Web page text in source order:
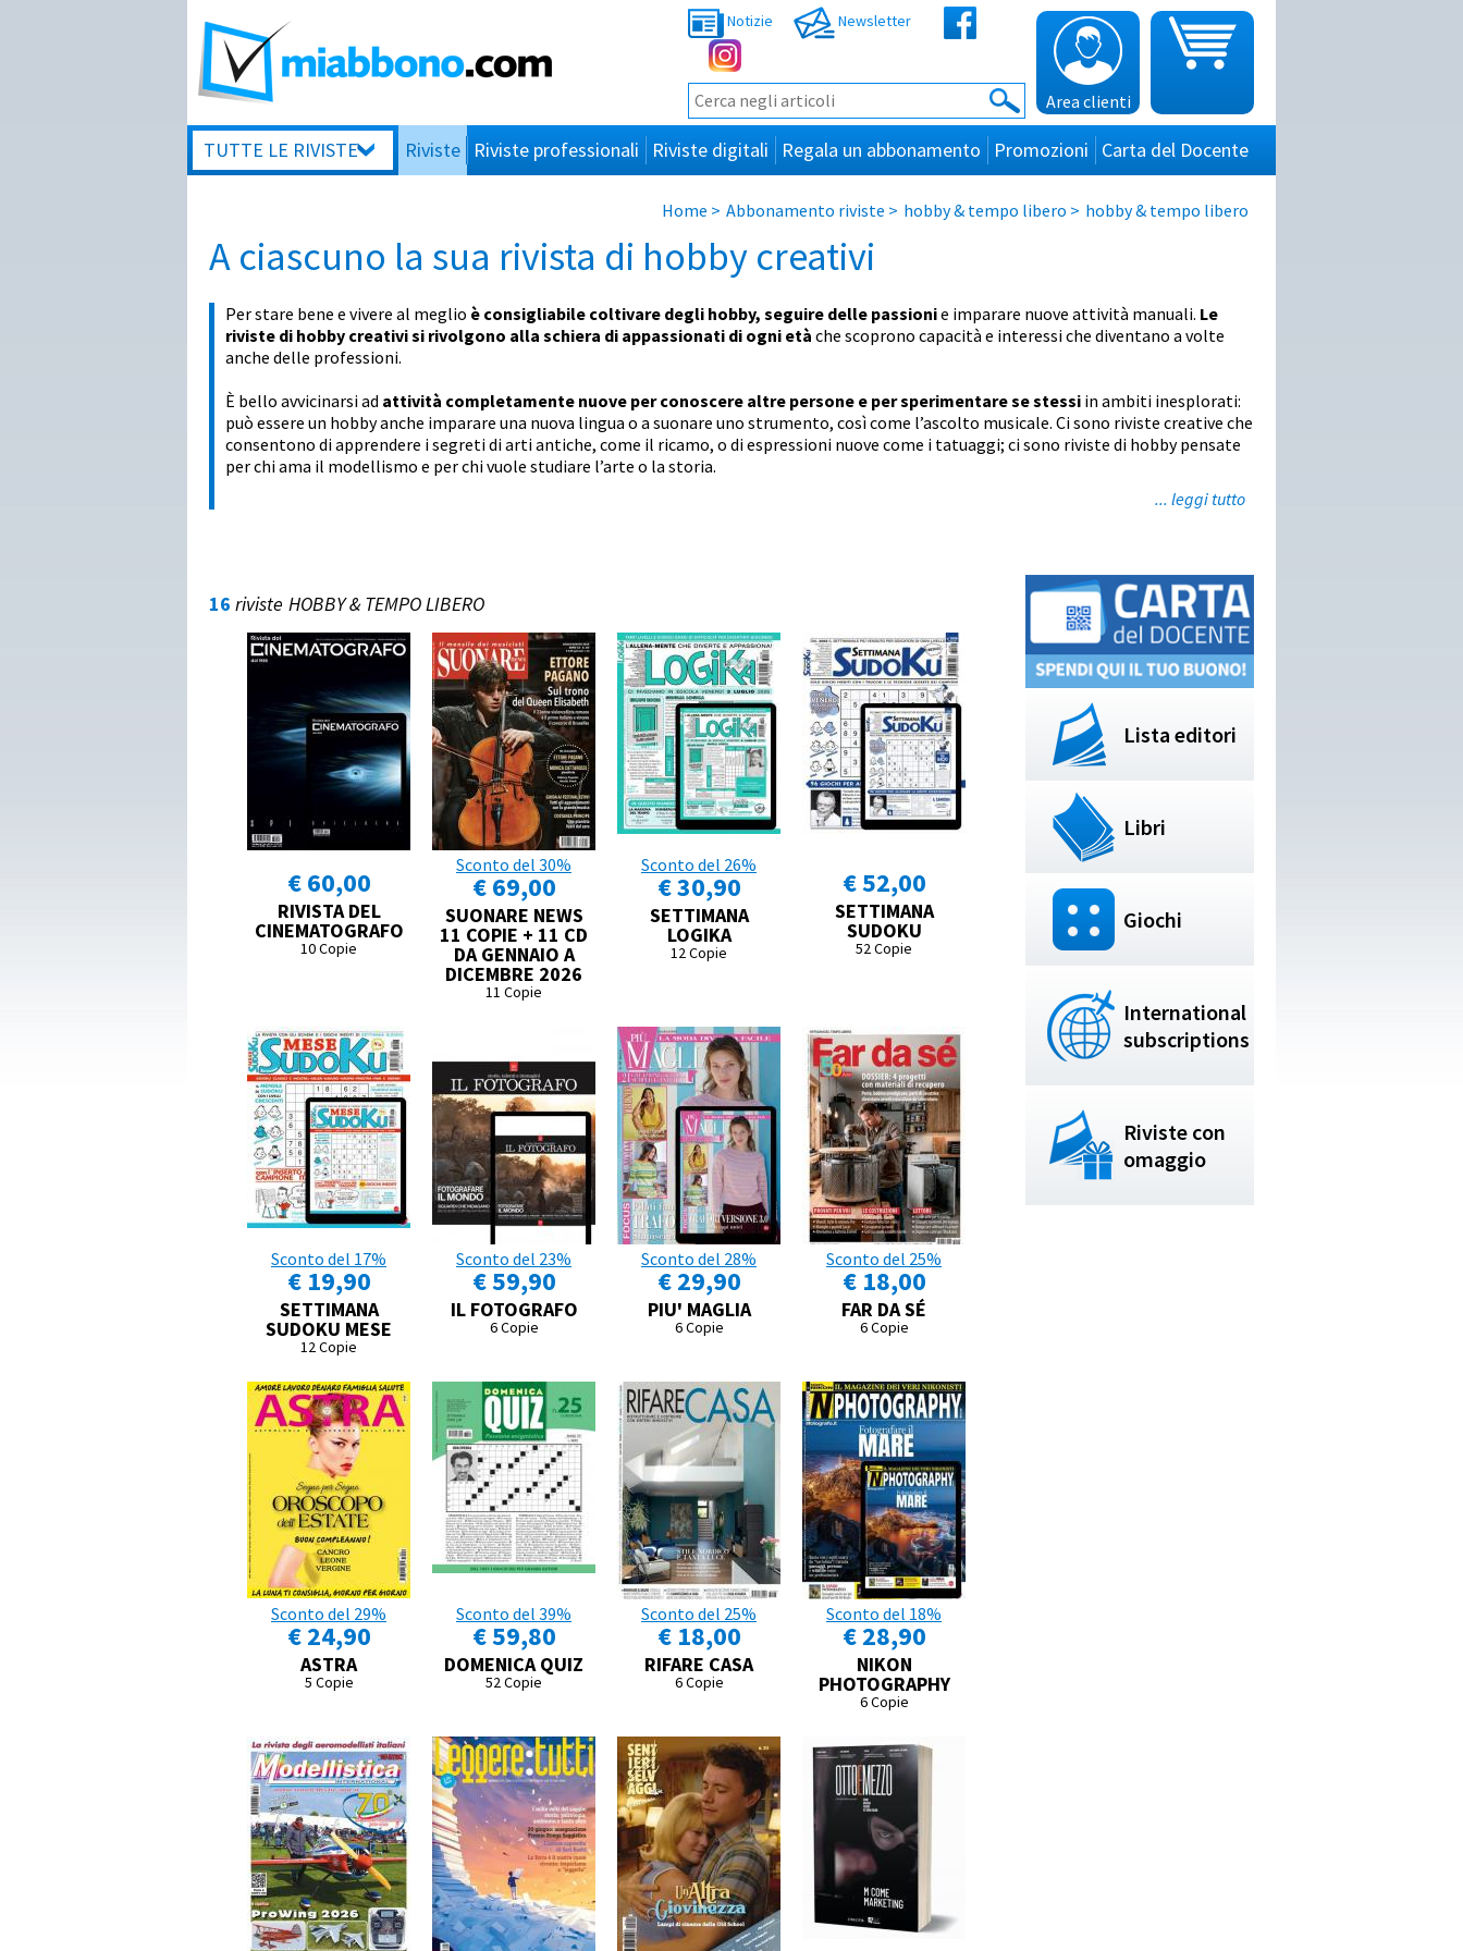
Notizie Newsletter
Area clienti
TUTTE LE RIVISTE Riviste Riviste professionali Riviste digitali Regala un abbonamento Promozioni Carta del Docente
Home > Abbonamento riviste > hobby & tempo libero > hobby & tempo libero
A ciascuno la sua rivista di hobby creativi
Per stare bene e vivere al meglio è consigliabile coltivare degli hobby, seguire delle passionie imparare nuove attività manuali. Le
riviste di hobby creativi si rivolgono alla schiera di appassionati di ogni età che scoprono capacità e interessi che diventano a volte
anche delle professioni.
È bello avvicinarsi ad attività completamente nuove per conoscere altre persone e per sperimentare se stessi in ambiti inesplorati:
può essere un hobby anche imparare una nuova lingua o a suonare uno strumento, così come l’ascolto musicale. Ci sono riviste creative che
consentono di apprendere i segreti di arti antiche, come il ricamo, o di espressioni nuove come i tatuaggi; ci sono riviste di hobby pensate
per chi ama il modellismo e per chi vuole studiare l’arte o la storia.
... leggi tutto
16 riviste HOBBY & TEMPO LIBERO
€ 60,00
RIVISTA DEL
CINEMATOGRAFO
10 Copie
Sconto del 30%
€ 69,00
SUONARE NEWS
11 COPIE + 11 CD
DA GENNAIO A
DICEMBRE 2026
11 Copie
Sconto del 26%
€ 30,90
SETTIMANA
LOGIKA
12 Copie
€ 52,00
SETTIMANA
SUDOKU
52 Copie
Sconto del 17%
€ 19,90
SETTIMANA
SUDOKU MESE
12 Copie
Sconto del 23%
€ 59,90
IL FOTOGRAFO
6 Copie
Sconto del 28%
€ 29,90
PIU' MAGLIA
6 Copie
Sconto del 25%
€ 18,00
FAR DA SÉ
6 Copie
Sconto del 29%
€ 24,90
ASTRA
5 Copie
Sconto del 39%
€ 59,80
DOMENICA QUIZ
52 Copie
Sconto del 25%
€ 18,00
RIFARE CASA
6 Copie
Sconto del 18%
€ 28,90
NIKON
PHOTOGRAPHY
6 Copie
Lista editori
Libri
Giochi
International
subscriptions
Riviste con
omaggio